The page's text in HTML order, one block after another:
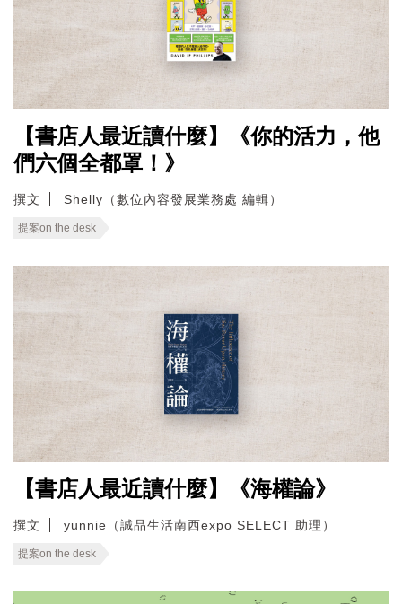
【書店人最近讀什麼】《你的活力，他
們六個全都罩！》
撰文 Shelly（數位內容發展業務處 編輯）
提案on the desk
【書店人最近讀什麼】《海權論》
撰文 yunnie（誠品生活南西expo SELECT 助理）
提案on the desk